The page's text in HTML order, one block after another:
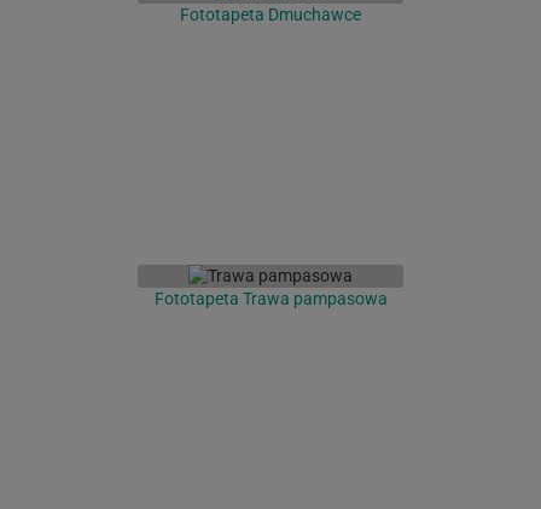
Fototapeta Dmuchawce
Fototapeta Trawa pampasowa